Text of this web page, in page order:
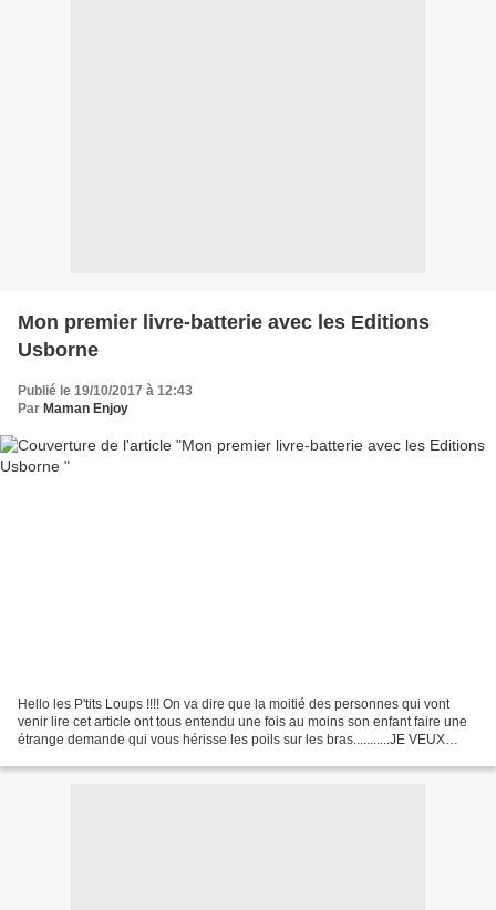
Mon premier livre-batterie avec les Editions
Usborne
Publié le 19/10/2017 à 12:43
Par Maman Enjoy
Hello les P'tits Loups !!!! On va dire que la moitié des personnes qui vont
venir lire cet article ont tous entendu une fois au moins son enfant faire une
étrange demande qui vous hérisse les poils sur les bras...........JE VEUX